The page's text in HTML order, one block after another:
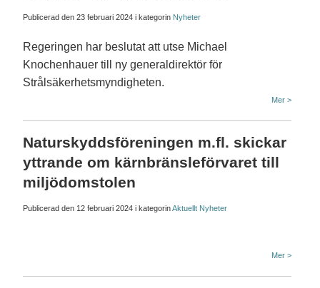
Publicerad den 23 februari 2024 i kategorin Nyheter
Regeringen har beslutat att utse Michael
Knochenhauer till ny generaldirektör för
Strålsäkerhetsmyndigheten.
Mer >
Naturskyddsföreningen m.fl. skickar
yttrande om kärnbränsleförvaret till
miljödomstolen
Publicerad den 12 februari 2024 i kategorinAktuellt Nyheter
Mer >